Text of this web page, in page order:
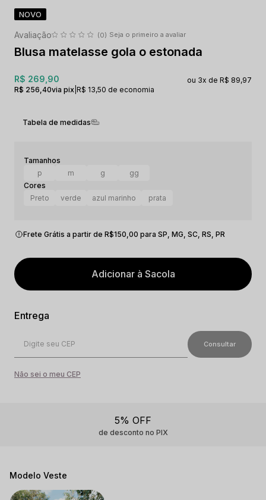
NOVO
(0) Seja o primeiro a avaliar
Blusa matelasse gola o estonada
R$ 256,40via pix R$ 13,50 de economia
R$ 269,90 3x R$ 89,97
Tabela de medidas
p m g gg
Preto verde azul marinho prata
Adicionar à Sacola
Frete Grátis a partir de R$150,00 para SP, MG, SC, RS, PR
Não sei o meu CEP
5% OFF
de desconto no PIX
Modelo Veste